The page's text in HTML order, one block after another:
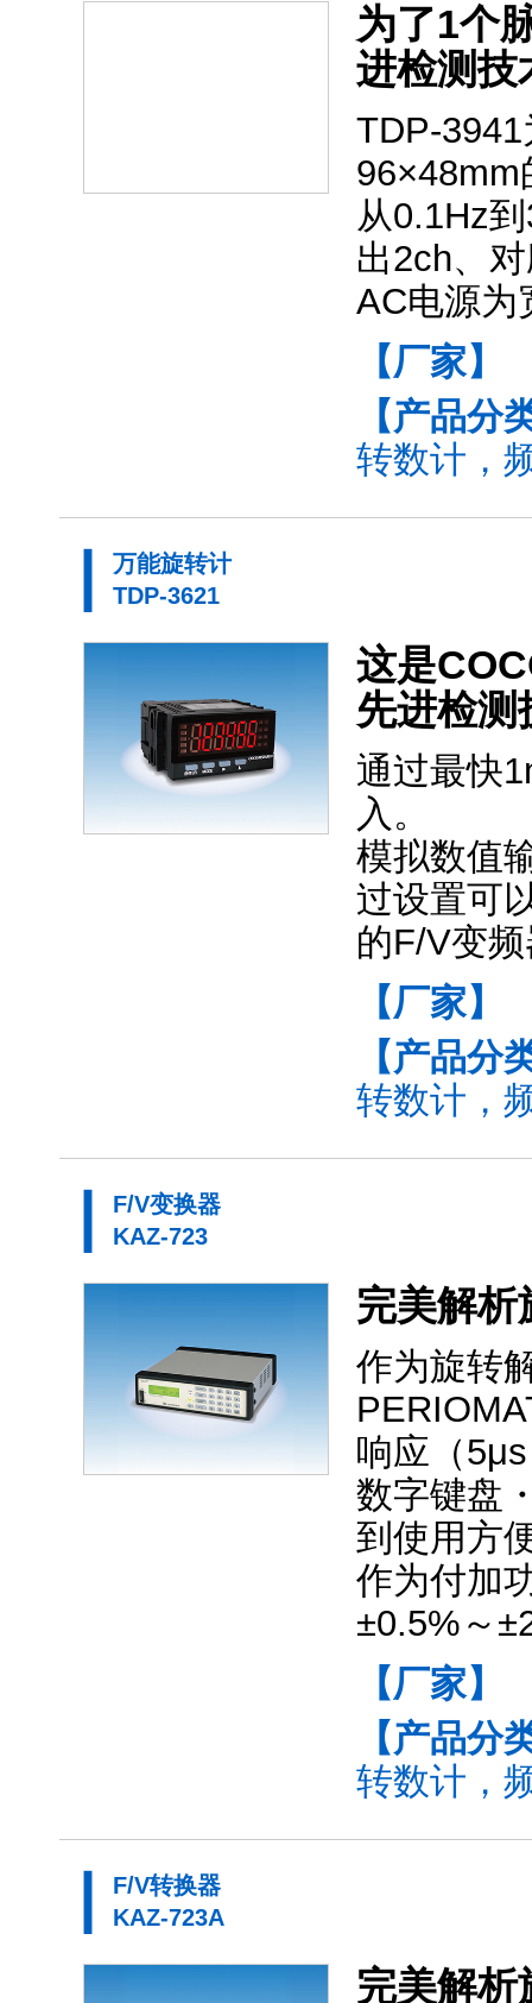
为了1个
进检测
TDP-
从0.1Hz
出2ch、
AC电源为
【厂家】
【产品分
转数计，
万能旋转计
TDP-3621
这是
先进检
通过最快
入。
模拟数值
过设置可
的F/V变
【厂家】
【产品分
转数计，
F/V变换器
KAZ-723
完美解析
作为旋转
响应（
数字键盘
到使用方
作为付加
±0.5%～
【厂家】
【产品分
转数计，
F/V转换器
KAZ-723A
完美解析